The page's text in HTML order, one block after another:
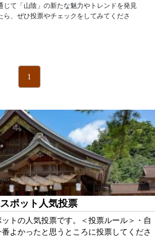
じて「山陰」の新たな魅力やトレンドを発見
、ぜひ投票やチェックをしてみてくださ
1
ポット人気投票
トの人気投票です。＜投票ルール＞・自
よかったと思うところに投票してくださ